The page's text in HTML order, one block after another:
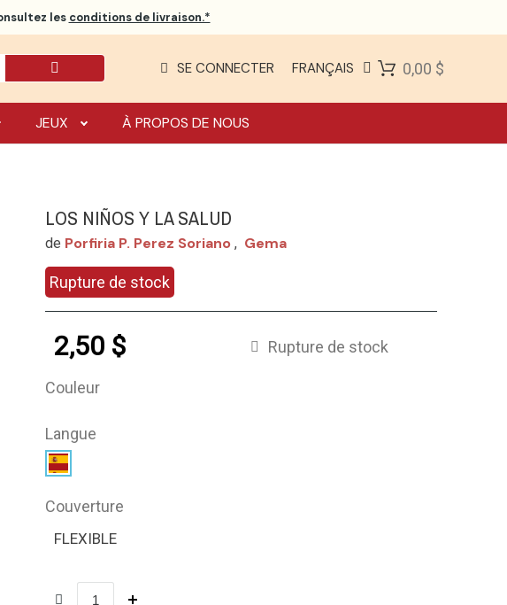
les conditions de livraison.*
SE CONNECTER FRANÇAIS 0,00 $
JEUX À PROPOS DE NOUS
LOS NIÑOS Y LA SALUD
de Porfiria P. Perez Soriano , Gema
Rupture de stock
2,50 $ Rupture de stock
Couleur
Langue
Couverture
FLEXIBLE